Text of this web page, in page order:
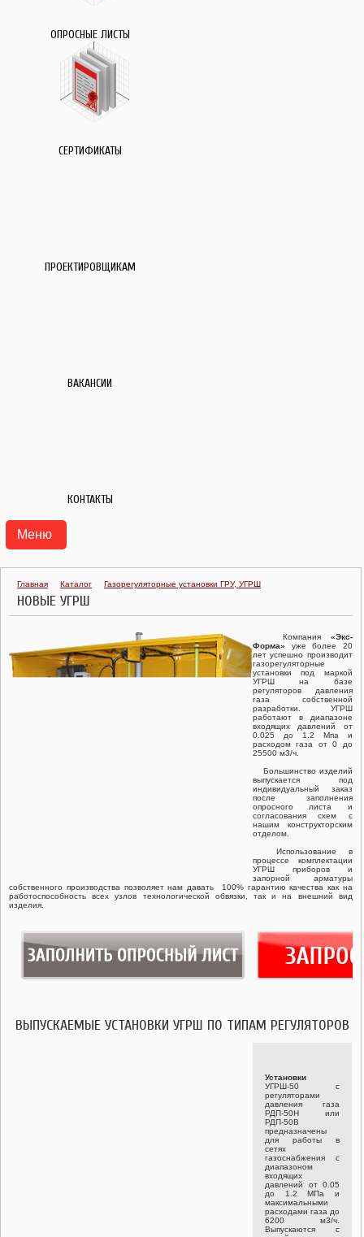
ОПРОСНЫЕ ЛИСТЫ
СЕРТИФИКАТЫ
ПРОЕКТИРОВЩИКАМ
ВАКАНСИИ
КОНТАКТЫ
Меню
ПУНКТЫ ГАЗОРЕГУЛЯТОРНЫЕ БЛОЧНЫЕ ПГБ
ТРАНСПОРТАБЕЛЬНЫЕ КОТЕЛЬНЫЕ УСТАНОВКИ ТКУ
ГАЗОРЕГУЛЯТОРНЫЕ УСТАНОВКИ УГРШ, ГРУ
ГАЗОВЫЕ ШАРОВЫЕ КРАНЫ ГШК
ЗАПОРНАЯ АРМАТУРА
Главная Каталог Газорегуляторные установки ГРУ, УГРШ
НОВЫЕ УГРШ
Компания «Экс-
Форма» уже более 20
лет успешно производит
газорегуляторные
установки под маркой
УГРШ на базе
регуляторов давления
газа собственной
разработки. УГРШ
работают в диапазоне
входящих давлений от
0.025 до 1.2 Мпа и
расходом газа от 0 до
25500 м3/ч.
Большинство изделий
выпускается под
индивидуальный заказ
после заполнения
опросного листа и
согласования схем с
нашим конструкторским
отделом.
Использование в
процессе комплектации
УГРШ приборов и
запорной арматуры
собственного производства позволяет нам давать 100% гарантию качества как на
работоспособность всех узлов технологической обвязки, так и на внешний вид
изделия.
ВЫПУСКАЕМЫЕ УСТАНОВКИ УГРШ ПО ТИПАМ РЕГУЛЯТОРОВ
Установки
УГРШ-50 с
регуляторами
давления газа
РДП-50Н или
РДП-50В
предназначены
для работы в
сетях
газоснабжения с
диапазоном
входящих
давлений от 0.05
до 1.2 МПа и
максимальными
расходами газа до
6200 м3/ч.
Выпускаются с